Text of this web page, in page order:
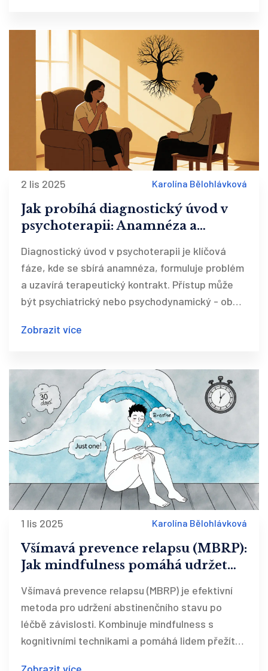
2 lis 2025 Karolína Bělohlávková
Jak probíhá diagnostický úvod v
psychoterapii: Anamnéza a
Diagnostický úvod v psychoterapii je klíčová
fáze, kde se sbírá anamnéza, formuluje problém
a uzavírá terapeutický kontrakt. Přístup může
být psychiatrický nebo psychodynamický - oba
společné pochopení problému.
Zobrazit více
1 lis 2025 Karolína Bělohlávková
Všímavá prevence relapsu (MBRP):
Jak mindfulness pomáhá udržet
Všímavá prevence relapsu (MBRP) je efektivní
metoda pro udržení abstinenčního stavu po
léčbě závislosti. Kombinuje mindfulness s
kognitivními technikami a pomáhá lidem přežít